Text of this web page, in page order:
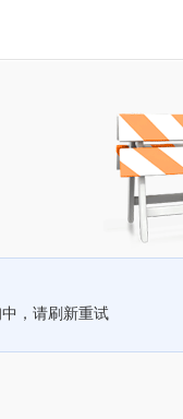
，请刷新重试